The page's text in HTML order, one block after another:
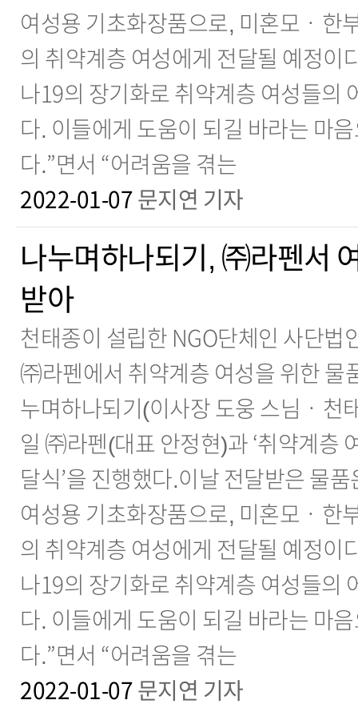
여성용 기초화장품으로, 미혼모ㆍ한
의 취약계층 여성에게 전달될 예정이
나19의 장기화로 취약계층 여성들의
다. 이들에게 도움이 되길 바라는 마
다.”면서 “어려움을 겪는
2022-01-07 문지연 기자
나누며하나되기, ㈜라펜서
받아
천태종이 설립한 NGO단체인 사단법
㈜라펜에서 취약계층 여성을 위한 물
누며하나되기(이사장 도웅 스님ㆍ천
일 ㈜라펜(대표 안정현)과 ‘취약계층
달식’을 진행했다.이날 전달받은 물
여성용 기초화장품으로, 미혼모ㆍ한
의 취약계층 여성에게 전달될 예정이
나19의 장기화로 취약계층 여성들의
다. 이들에게 도움이 되길 바라는 마
다.”면서 “어려움을 겪는
2022-01-07 문지연 기자